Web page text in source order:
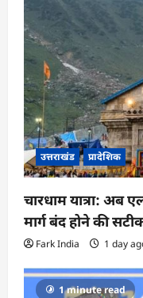
उत्तराखंड प्रादेशिक
चारधाम यात्रा: अब
मार्ग बंद होने की
Fark India 1 day
1 minute read